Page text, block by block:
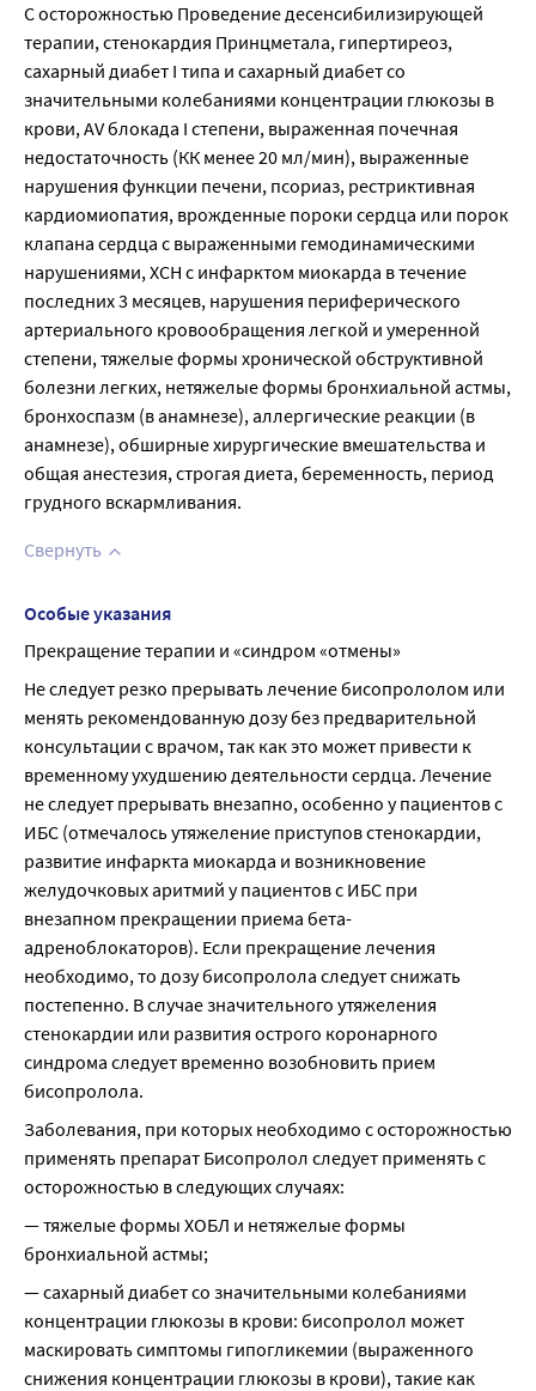
С осторожностью Проведение десенсибилизирующей
терапии, стенокардия Принцметала, гипертиреоз,
сахарный диабет I типа и сахарный диабет со
значительными колебаниями концентрации глюкозы в
крови, AV блокада I степени, выраженная почечная
недостаточность (КК менее 20 мл/мин), выраженные
нарушения функции печени, псориаз, рестриктивная
кардиомиопатия, врожденные пороки сердца или порок
клапана сердца с выраженными гемодинамическими
нарушениями, ХСН с инфарктом миокарда в течение
последних 3 месяцев, нарушения периферического
артериального кровообращения легкой и умеренной
степени, тяжелые формы хронической обструктивной
болезни легких, нетяжелые формы бронхиальной астмы,
бронхоспазм (в анамнезе), аллергические реакции (в
анамнезе), обширные хирургические вмешательства и
общая анестезия, строгая диета, беременность, период
грудного вскармливания.
Свернуть
Особые указания
Прекращение терапии и «синдром «отмены»
Не следует резко прерывать лечение бисопрололом или
менять рекомендованную дозу без предварительной
консультации с врачом, так как это может привести к
временному ухудшению деятельности сердца. Лечение
не следует прерывать внезапно, особенно у пациентов с
ИБС (отмечалось утяжеление приступов стенокардии,
развитие инфаркта миокарда и возникновение
желудочковых аритмий у пациентов с ИБС при
внезапном прекращении приема бета-
адреноблокаторов). Если прекращение лечения
необходимо, то дозу бисопролола следует снижать
постепенно. В случае значительного утяжеления
стенокардии или развития острого коронарного
синдрома следует временно возобновить прием
бисопролола.
Заболевания, при которых необходимо с осторожностью
применять препарат Бисопролол следует применять с
осторожностью в следующих случаях:
— тяжелые формы ХОБЛ и нетяжелые формы
бронхиальной астмы;
— сахарный диабет со значительными колебаниями
концентрации глюкозы в крови: бисопролол может
маскировать симптомы гипогликемии (выраженного
снижения концентрации глюкозы в крови), такие как